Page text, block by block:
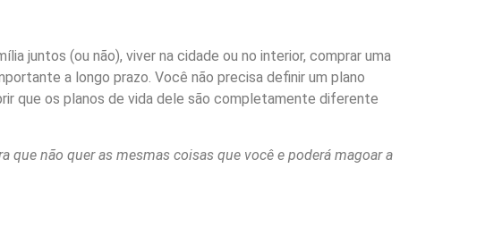
juntos (ou não), viver na cidade ou no interior, comprar uma
a longo prazo. Você não precisa definir um plano
que os planos de vida dele são completamente diferente
que não quer as mesmas coisas que você e poderá magoar a